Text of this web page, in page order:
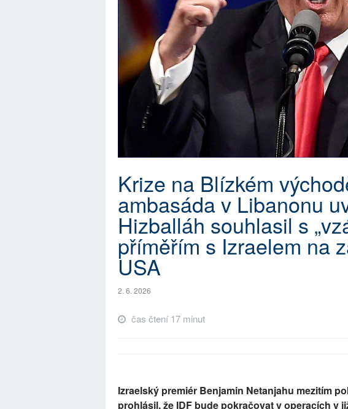
Krize na Blízkém
ambasáda v Libanonu
Hizballáh souhlasil s
příměřím s Izraelem na
USA
2. 6. 2026
čas čtení 17 minut
Izraelský premiér Benjamin Netanjahu mezitím
prohlásil, že IDF bude pokračovat v operacích v